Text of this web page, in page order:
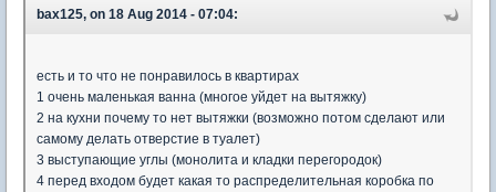
bax125, on 18 Aug 2014 - 07:04:
есть и то что не понравилось в квартирах
1 очень маленькая ванна (многое уйдет на вытяжку)
2 на кухни почему то нет вытяжки (возможно потом сделают или
самому делать отверстие в туалет)
3 выступающие углы (монолита и кладки перегородок)
4 перед входом будет какая то распределительная коробка по